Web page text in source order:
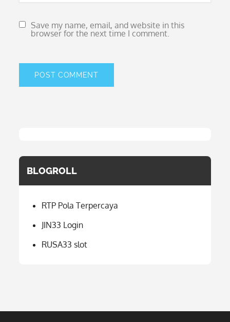
Save my name, email, and website in this
browser for the next time I comment.
BLOGROLL
RTP Pola Terpercaya
JIN33 Login
RUSA33 slot